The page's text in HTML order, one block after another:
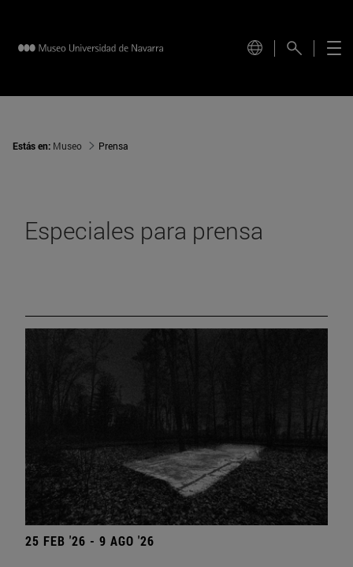
Estás en: Museo Prensa
Especiales para prensa
25 FEB '26 - 9 AGO '26